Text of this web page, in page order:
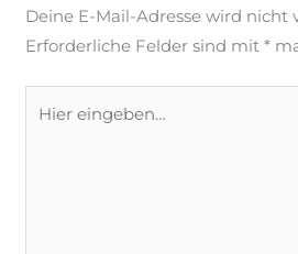
Deine E-Mail-Adresse wird nicht
Erforderliche Felder sind mit*
eingeben…